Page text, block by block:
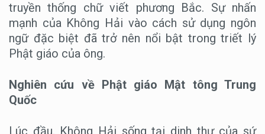
truyền thống chữ viết phương Bắc. Sự nhấn
mạnh của Không Hải vào cách sử dụng ngôn
ngữ đặc biệt đã trở nên nổi bật trong triết lý
Phật giáo của ông.
Nghiên cứu về Phật giáo Mật tông Trung
Quốc
Lúc đầu, Không Hải sống tại dinh thự của sứ